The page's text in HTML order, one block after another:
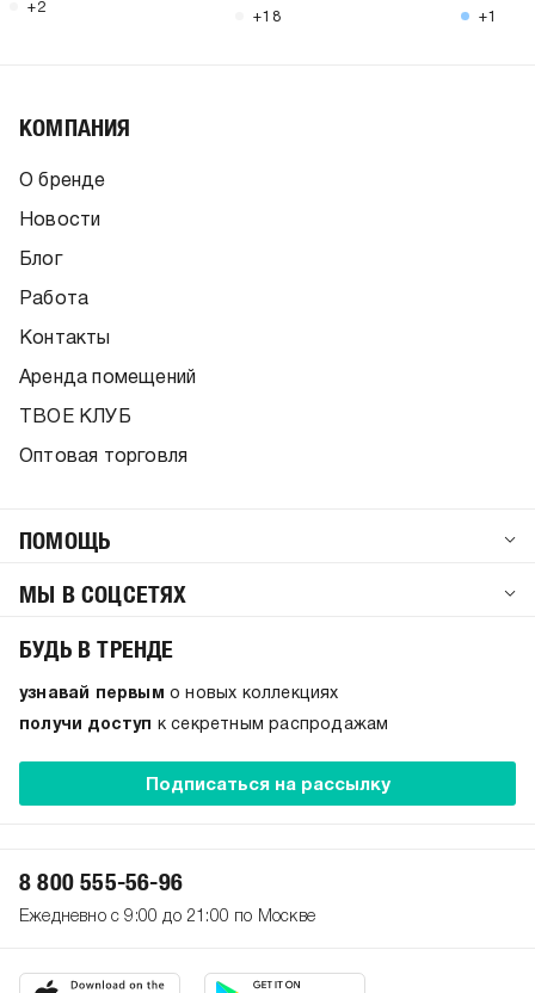
+2
+18 +1
КОМПАНИЯ
О бренде
Новости
Блог
Работа
Контакты
Аренда помещений
ТВОЕ КЛУБ
Оптовая торговля
ПОМОЩЬ
МЫ В СОЦСЕТЯХ
БУДЬ В ТРЕНДЕ
узнавай первым о новых коллекциях
получи доступ
к секретным распродажам
Подписаться на рассылку
8 800 555-56-96
Ежедневно с 9:00 до 21:00 по Москве